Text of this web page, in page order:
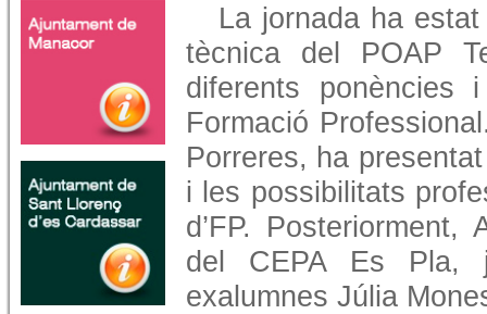
La jornada ha
tècnica del POAP
diferents ponències
Formació
Porreres, ha
i les possibilitats
d’FP. Posteriorment,
del CEPA Es Pla,
exalumnes Júlia